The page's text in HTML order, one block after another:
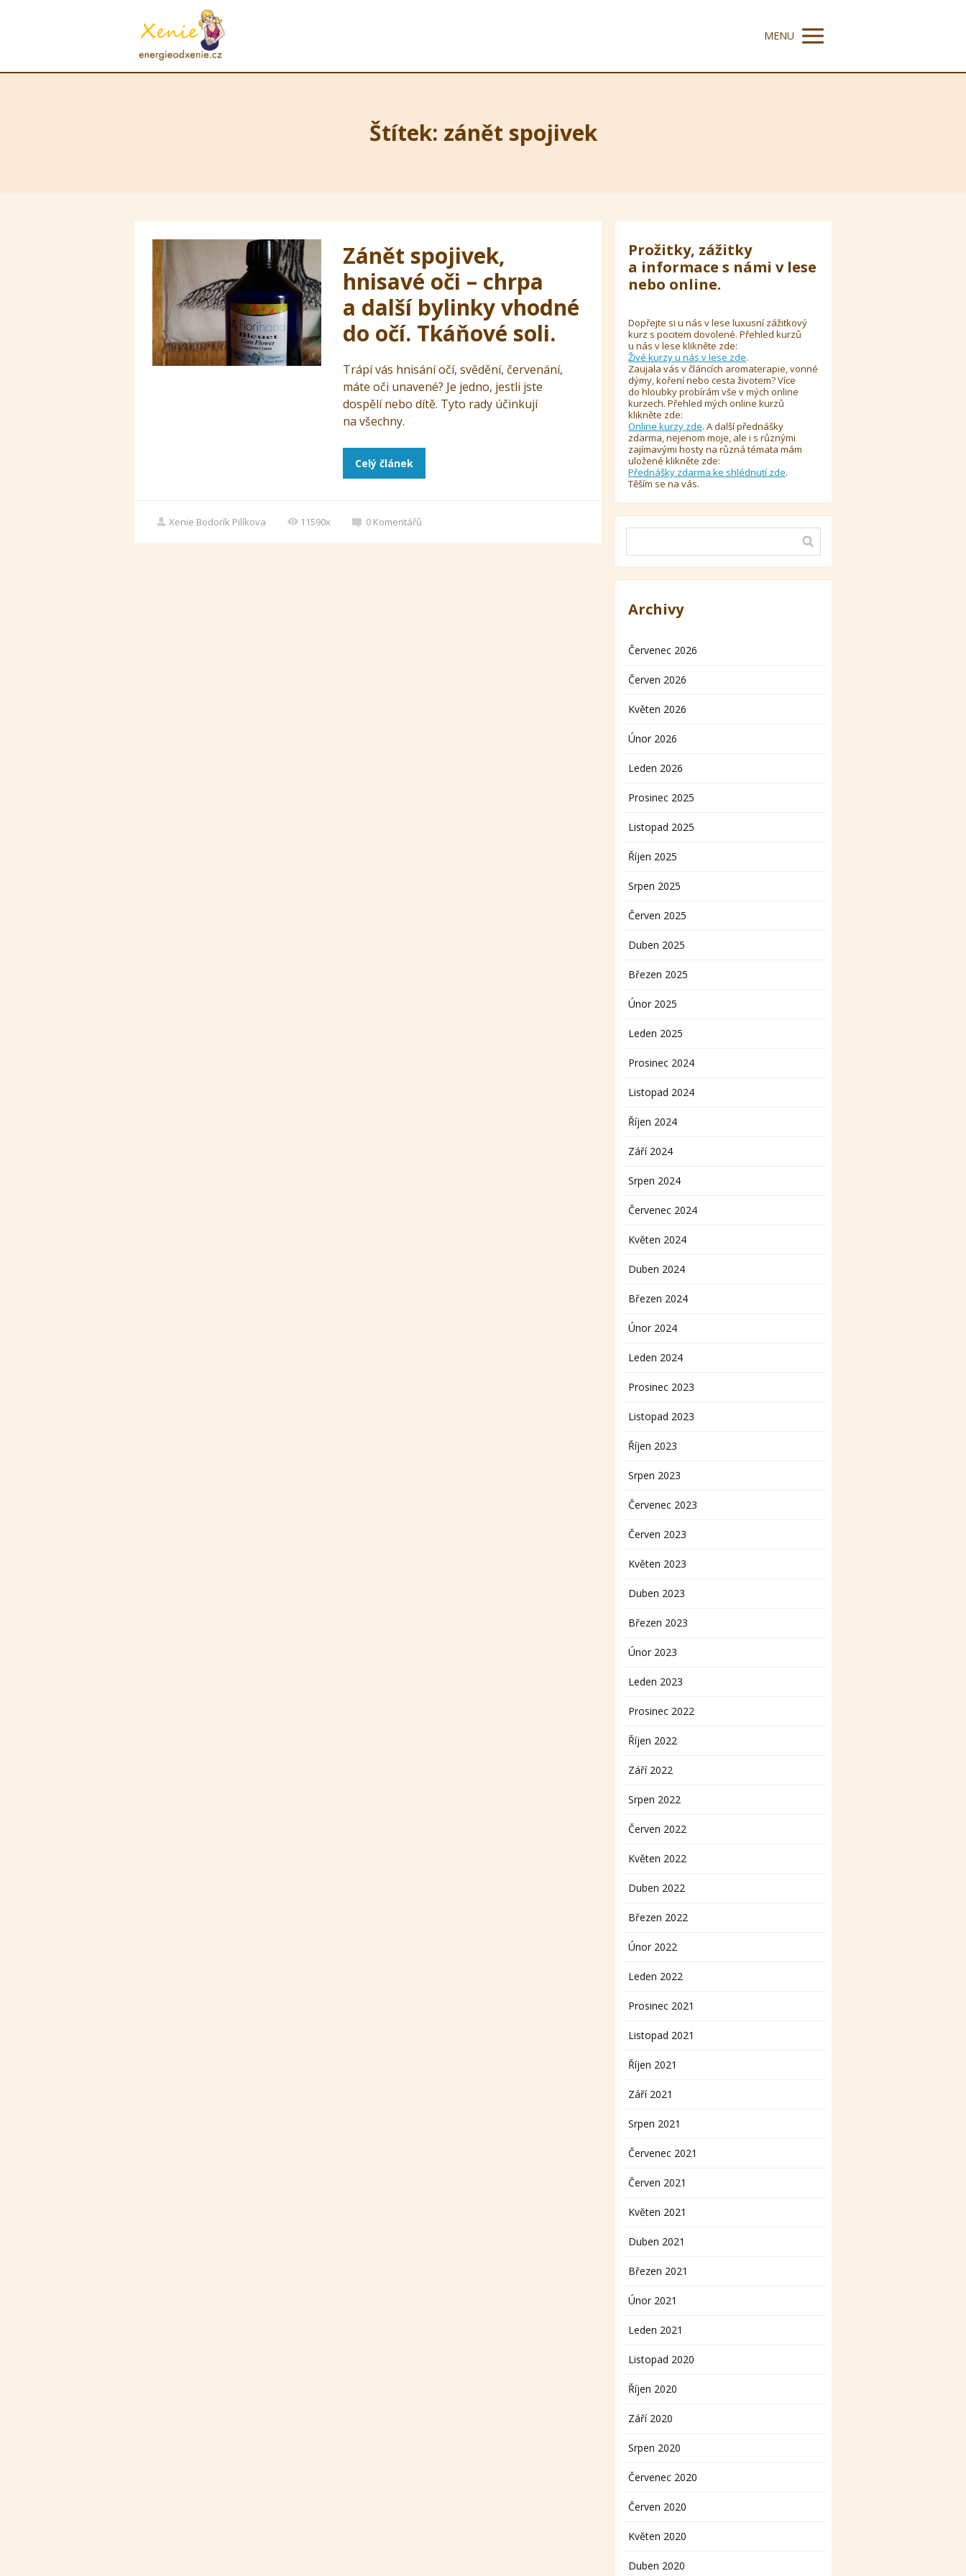
MENU
Štítek: zánět spojivek
Zánět spojivek,
hnisavé oči – chrpa
a další bylinky vhodné
do očí. Tkáňové soli.
Trápí vás hnisání očí, svědění, červenání,
máte oči unavené? Je jedno, jestli jste
dospělí nebo dítě. Tyto rady účinkují
na všechny.
Celý článek
Xenie Bodorík Pilíkova 11590x 0 Komentářů
Prožitky, zážitky
a informace s námi v lese
nebo online.
Dopřejte si u nás v lese luxusní zážitkový
kurz s pocitem dovolené. Přehled kurzů
u nás v lese klikněte zde:
Živé kurzy u nás v lese zde.
Zaujala vás v článcích aromaterapie, vonné
dýmy, koření nebo cesta životem? Více
do hloubky probírám vše v mých online
kurzech. Přehled mých online kurzů
klikněte zde:
Online kurzy zde. A další přednášky
zdarma, nejenom moje, ale i s různými
zajímavými hosty na různá témata mám
uložené klikněte zde:
Přednášky zdarma ke shlédnutí zde.
Těším se na vás.
Archivy
Červenec 2026
Červen 2026
Květen 2026
Únor 2026
Leden 2026
Prosinec 2025
Listopad 2025
Říjen 2025
Srpen 2025
Červen 2025
Duben 2025
Březen 2025
Únor 2025
Leden 2025
Prosinec 2024
Listopad 2024
Říjen 2024
Září 2024
Srpen 2024
Červenec 2024
Květen 2024
Duben 2024
Březen 2024
Únor 2024
Leden 2024
Prosinec 2023
Listopad 2023
Říjen 2023
Srpen 2023
Červenec 2023
Červen 2023
Květen 2023
Duben 2023
Březen 2023
Únor 2023
Leden 2023
Prosinec 2022
Říjen 2022
Září 2022
Srpen 2022
Červen 2022
Květen 2022
Duben 2022
Březen 2022
Únor 2022
Leden 2022
Prosinec 2021
Listopad 2021
Říjen 2021
Září 2021
Srpen 2021
Červenec 2021
Červen 2021
Květen 2021
Duben 2021
Březen 2021
Únor 2021
Leden 2021
Listopad 2020
Říjen 2020
Září 2020
Srpen 2020
Červenec 2020
Červen 2020
Květen 2020
Duben 2020